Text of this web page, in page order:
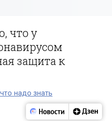
что у
защита к
надо знать